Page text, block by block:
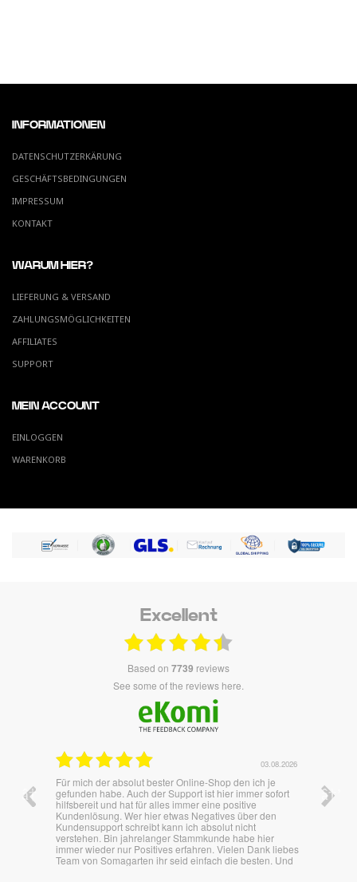
INFORMATIONEN
DATENSCHUTZERKÄRUNG
GESCHÄFTSBEDINGUNGEN
IMPRESSUM
KONTAKT
WARUM HIER?
LIEFERUNG & VERSAND
ZAHLUNGSMÖGLICHKEITEN
AFFILIATES
SUPPORT
MEIN ACCOUNT
EINLOGGEN
WARENKORB
Excellent
based on 7739 reviews
see some of the reviews here.
ein
03.08.2026
Für mich der absolut bester Online-Shop den ich je
gefunden habe. Auch der Support ist hier immer sofort
hilfsbereit und hat für alles immer eine positive
Kundenlösung. Wer hier etwas Negatives über den
Kundensupport schreibt kann ich absolut nicht
verstehen. Bin jahrelanger Stammkunde habe hier
immer wieder nur Positives erfahren. Vielen Dank liebes
Team von Somagarten ihr seid einfach die besten. Und